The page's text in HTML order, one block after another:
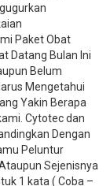
Paket Obat
Datang Bulan Ini
Belum
Mengetahui
Yakin Berapa
Cytotec dan
Dengan
Peluntur
Sejenisnya
1 kata ( Coba –